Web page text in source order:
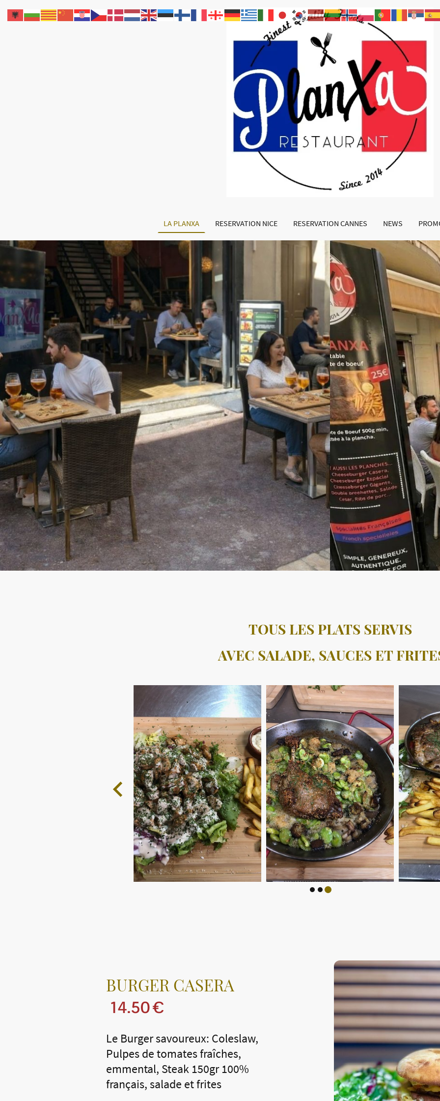
LA PLANXA RESERVATION NICE RESERVATION CANNES NEWS
TOUS LES PLATS SERVIS
AVEC SALADE, SAUCES ET
BURGER CASERA
14.50 €
Le Burger savoureux: Coleslaw,
Pulpes de tomates fraîches,
emmental, Steak 150gr 100%
français, salade et frites